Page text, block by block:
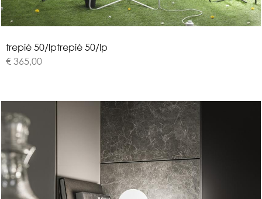
trepiè 50/lptrepiè 50/lp
€ 365,00